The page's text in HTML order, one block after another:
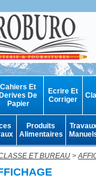
Cahiers Et
Derives De
Papier
Ecrire Et
Corriger
Produits
Alimentaires
ET BUREAU >